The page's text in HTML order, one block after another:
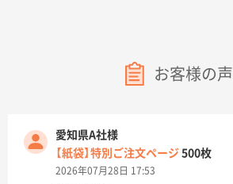
お客様の声
愛知県A社様
【紙袋】特別ご注文ページ 500枚
2026年07月28日 17:53